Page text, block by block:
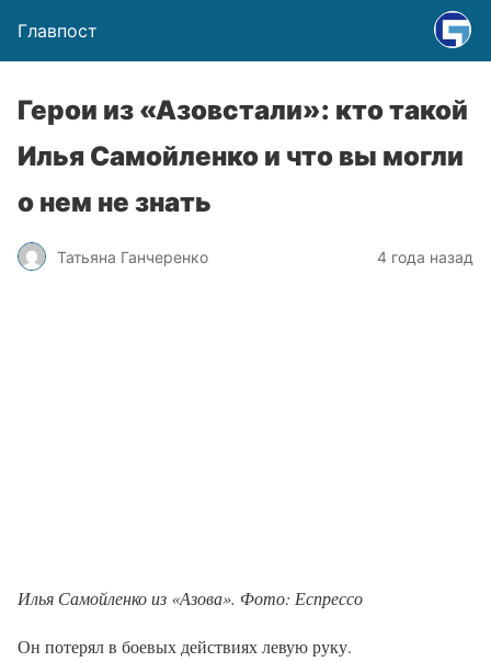
Главпост
Герои из «Азовстали»: кто такой
Илья Самойленко и что вы могли
о нем не знать
Татьяна Ганчеренко 4 года назад
Илья Самойленко из «Азова». Фото: Еспрессо
Он потерял в боевых действиях левую руку.